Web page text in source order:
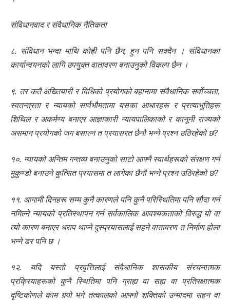
संविधानवाद र संवैधानिक नैतिकता
८. संविधान भन्दा माथि कोही पनि छैन, हुन पनि सक्दैन । संविधानका
कार्यान्वयनको लागि उपयुक्त वातावरण बनाउनुको विकल्प छैन ।
९. तर कतै अख्तियारी र विधिको प्रयोगको बहानामा संवैधानिक सर्वोच्चता,
स्वतन्त्रता र न्यायको सार्वभौमतामा यसका आधारहरू र प्रत्याभूतिहरू
शिथिल र अकर्मण्य बनाएर आज्ञाकारी न्यायपालिकाको र कानूनी राज्यको
असमान प्रयोगको जग बसाल्न त प्रयासरत छैनौ भन्ने प्रश्न उठिरहेको छ?
१०. न्यायको अन्तिम गन्तव्य बनाउनुको साटो आफ्नै स्वार्थहरूको संरक्षण गर्न
मुकुण्डो बनाउने कुत्सित प्रयासमा त लागेका छैनौ भन्ने प्रश्न उठिरहेको छ?
११. आगामी दिनहरू सम्म कुनै कारणले पनि कुनै परिस्थितिमा पनि सौदा गर्न
नमिल्ने न्यायको प्रतिस्थापन गर्न सर्वकालिक आवश्यकताको विरुद्ध यो वा
त्यो कारण बनाएर धराप थाप्ने दुस्प्रयासलाई सहने वातावरण त निर्माण होला
भन्ने डर पनि छ ।
१२. यदि यस्तो प्रवृत्तिलाई संवैधानिक शासकीय संरचनात्मक
प्रक्रियाहरूको कुनै स्थितिमा पनि ग्राह्य वा सह्य वा प्रतिरक्षात्मक
दृष्टिकोणले काम गर्‍यो भने तत्कालको आफ्नो शक्तिको उन्मादमा सहन वा